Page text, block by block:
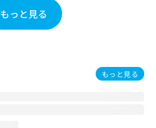
もっと見る
もっと見る